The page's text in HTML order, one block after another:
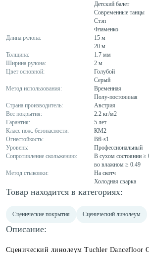
Детский балет
Современные танцы
Стэп
Фламенко
Длина рулона:
15 м
20 м
Толщина:
1.7 мм
Ширина рулона:
2 м
Цвет основной:
Голубой
Серый
Метод использования:
Временная
Полу-постоянная
Страна производитель:
Австрия
Вес покрытия:
2.2 кг/м2
Гарантия:
5 лет
Класс пож. безопасности:
КМ2
Огнестойкость:
Bfl-s1
Уровень:
Профессиональный
Сопротивление скольжению:
В сухом состоянии ≥
во влажном ≥ 0.49
Метод стыковки:
На скотч
Холодная сварка
Товар находится в категориях:
Сценические покрытия Сценический линолеум
Описание:
Сценический линолеум Tuchler Dancefloor